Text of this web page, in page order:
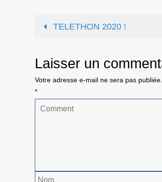
TELETHON 2020 !
Laisser un
Votre adresse e-mail ne sera pas publiée.
*